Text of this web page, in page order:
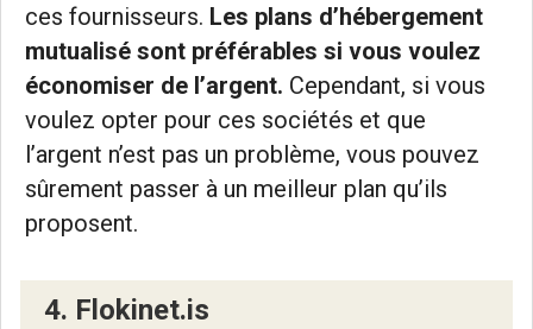
ces fournisseurs. Les plans d’hébergement
mutualisé sont préférables si vous voulez
économiser de l’argent. Cependant, si vous
voulez opter pour ces sociétés et que
l’argent n’est pas un problème, vous pouvez
sûrement passer à un meilleur plan qu’ils
proposent.
4. Flokinet.is